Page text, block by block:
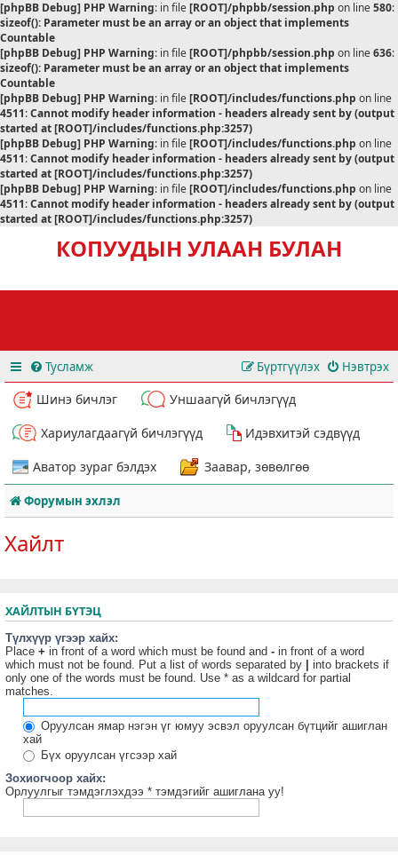
[phpBB Debug] PHP Warning: in file[ROOT]/phpbb/session.php on line580:
sizeof(): Parameter must be an array or an object that implements
Countable
[phpBB Debug] PHP Warning: in file[ROOT]/phpbb/session.php on line636:
sizeof(): Parameter must be an array or an object that implements
Countable
[phpBB Debug] PHP Warning: in file[ROOT]/includes/functions.php on line
4511:Cannot modify header information - headers already sent by (output
started at [ROOT]/includes/functions.php:3257)
[phpBB Debug] PHP Warning: in file[ROOT]/includes/functions.php on line
4511:Cannot modify header information - headers already sent by (output
started at [ROOT]/includes/functions.php:3257)
[phpBB Debug] PHP Warning: in file[ROOT]/includes/functions.php on line
4511:Cannot modify header information - headers already sent by (output
started at [ROOT]/includes/functions.php:3257)
КОПУУДЫН УЛААН БУЛАН
Тусламж Нэвтрэх
Бүртгүүлэх
Шинэ бичлэг
Уншаагүй бичлэгүүд
Хариулагдаагүй бичлэгүүд
Идэвхитэй сэдвүүд
Аватор зураг бэлдэх
Заавар, зөвөлгөө
Форумын эхлэл
Хайлт
ХАЙЛТЫН БҮТЭЦ
Түлхүүр үгээр хайх:
Place + in front of a word which must be found and - in front of a word
which must not be found. Put a list of words separated by | into brackets if
only one of the words must be found. Use * as a wildcard for partial
matches.
Оруулсан ямар нэгэн үг юмуу эсвэл оруулсан бүтцийг ашиглан
хай
Бүх оруулсан үгсээр хай
Зохиогчоор хайх:
Орлуулгыг тэмдэглэхдээ * тэмдэгийг ашиглана уу!